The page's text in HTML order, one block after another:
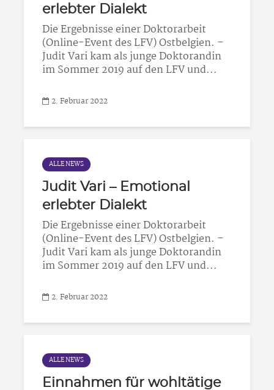
erlebter Dialekt
Die Ergebnisse einer Doktorarbeit
(Online-Event des LFV) Ostbelgien. –
Judit Vari kam als junge Doktorandin
im Sommer 2019 auf den LFV und...
2. Februar 2022
ALLE NEWS
Judit Vari – Emotional
erlebter Dialekt
Die Ergebnisse einer Doktorarbeit
(Online-Event des LFV) Ostbelgien. –
Judit Vari kam als junge Doktorandin
im Sommer 2019 auf den LFV und...
2. Februar 2022
ALLE NEWS
Einnahmen für wohltätige